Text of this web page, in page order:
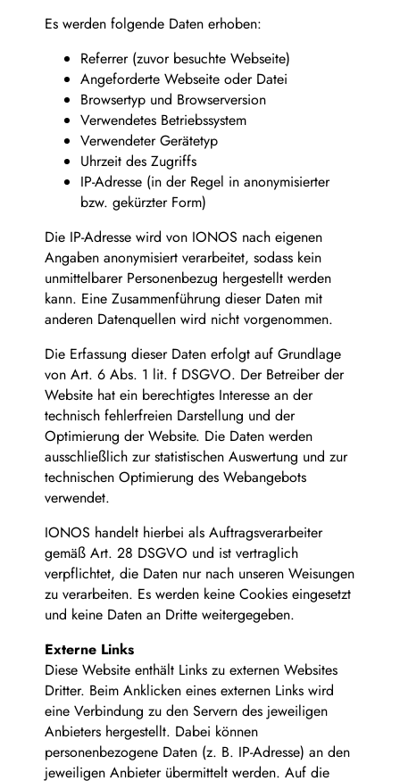
Es werden folgende Daten erhoben:
Referrer (zuvor besuchte Webseite)
Angeforderte Webseite oder Datei
Browsertyp und Browserversion
Verwendetes Betriebssystem
Verwendeter Gerätetyp
Uhrzeit des Zugriffs
IP-Adresse (in der Regel in anonymisierter
bzw. gekürzter Form)
Die IP-Adresse wird von IONOS nach eigenen
Angaben anonymisiert verarbeitet, sodass kein
unmittelbarer Personenbezug hergestellt werden
kann. Eine Zusammenführung dieser Daten mit
anderen Datenquellen wird nicht vorgenommen.
Die Erfassung dieser Daten erfolgt auf Grundlage
von Art. 6 Abs. 1 lit. f DSGVO. Der Betreiber der
Website hat ein berechtigtes Interesse an der
technisch fehlerfreien Darstellung und der
Optimierung der Website. Die Daten werden
ausschließlich zur statistischen Auswertung und zur
technischen Optimierung des Webangebots
verwendet.
IONOS handelt hierbei als Auftragsverarbeiter
gemäß Art. 28 DSGVO und ist vertraglich
verpflichtet, die Daten nur nach unseren Weisungen
zu verarbeiten. Es werden keine Cookies eingesetzt
und keine Daten an Dritte weitergegeben.
Externe Links
Diese Website enthält Links zu externen Websites
Dritter. Beim Anklicken eines externen Links wird
eine Verbindung zu den Servern des jeweiligen
Anbieters hergestellt. Dabei können
personenbezogene Daten (z. B. IP-Adresse) an den
jeweiligen Anbieter übermittelt werden. Auf die